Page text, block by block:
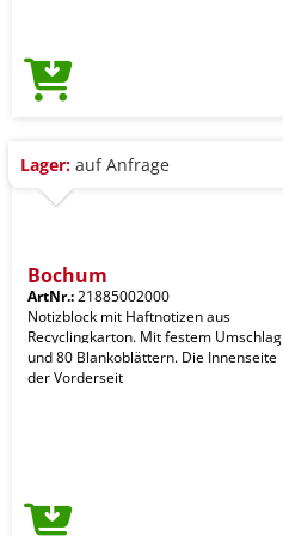
Lager: auf Anfrage
Bochum
ArtNr.:21885002000
Notizblock mit Haftnotizen aus
Recyclingkarton. Mit festem Umschlag
und 80 Blankoblättern. Die Innenseite
der Vorderseit